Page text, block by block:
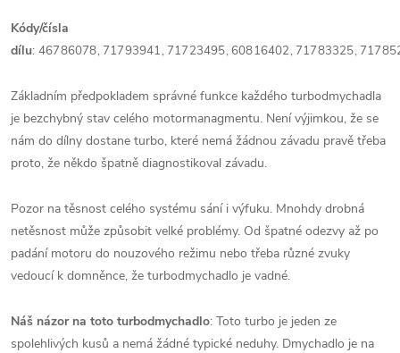
Kódy/čísla
dílu: 46786078, 71793941, 71723495,60816402, 71783325,
Základním předpokladem správné funkce každého turbodmychadla
je bezchybný stav celého motormanagmentu. Není výjimkou, že se
nám do dílny dostane turbo, které nemá žádnou závadu pravě třeba
proto, že někdo špatně diagnostikoval závadu.
Pozor na těsnost celého systému sání i výfuku. Mnohdy drobná
netěsnost může způsobit velké problémy. Od špatné odezvy až po
padání motoru do nouzového režimu nebo třeba různé zvuky
vedoucí k domněnce, že turbodmychadlo je vadné.
Náš názor na toto turbodmychadlo: Toto turbo je jeden ze
spolehlivých kusů a nemá žádné typické neduhy. Dmychadlo je na